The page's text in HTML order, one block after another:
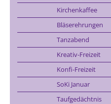
Kirchenkaffee
Bläserehrungen
Tanzabend
Kreativ-Freizeit
Konfi-Freizeit
SoKi Januar
Taufgedächtnis